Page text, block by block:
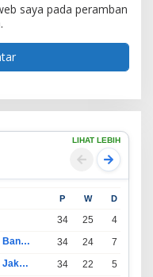
saya pada peramban
LIHAT LEBIH
P W D
34 25 4
Persatuan Sepak Bola Indonesia Bandung 34 24 7
Persatuan Sepak Bola Indonesia Jakarta 34 22 5